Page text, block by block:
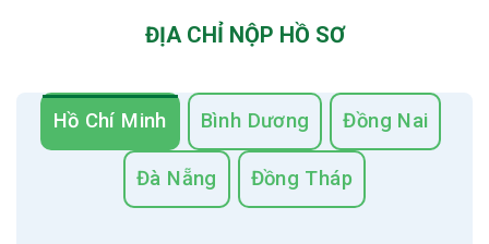
ĐỊA CHỈ NỘP HỒ SƠ
Hồ Chí Minh Bình Dương Đồng Nai
Đà Nẵng Đồng Tháp